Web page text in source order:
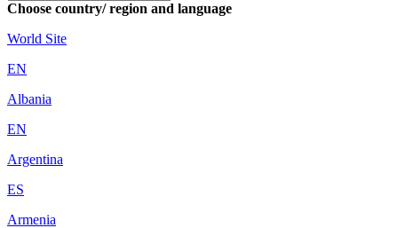
Choose country/ region and language
World Site
EN
Albania
EN
Argentina
ES
Armenia